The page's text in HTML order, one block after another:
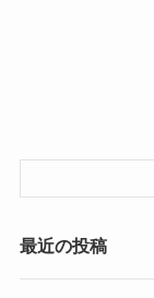
最近の投稿